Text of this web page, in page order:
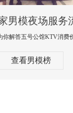
查看男模榜